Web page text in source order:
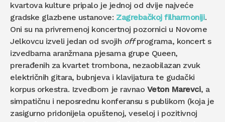
kvartova kulture pripalo je jednoj od dvije najveće
gradske glazbene ustanove: Zagrebačkoj filharmoniji.
Oni su na privremenoj koncertnoj pozornici u Novome
Jelkovcu izveli jedan od svojih offprograma, koncert s
izvedbama aranžmana pjesama grupe Queen,
prerađenih za kvartet trombona, nezaobilazan zvuk
električnih gitara, bubnjeva i klavijatura te gudački
korpus orkestra. Izvedbom je ravnao Veton Marevci, a
simpatičnu i neposrednu konferansu s publikom (koja je
zasigurno pridonijela opuštenoj, veseloj i pozitivnoj